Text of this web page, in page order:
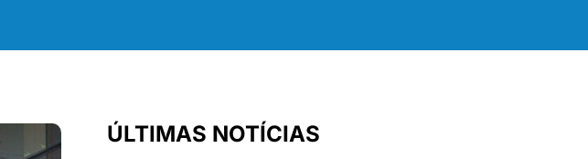
ÚLTIMAS NOTÍCIAS